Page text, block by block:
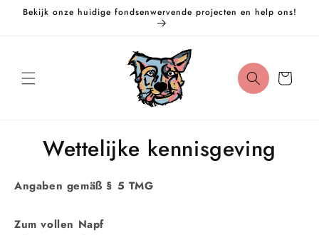
naar de
Bekijk onze huidige fondsenwervende projecten en help ons!
Winkelwagen
Wettelijke kennisgeving
Angaben gemäß § 5 TMG
Zum vollen Napf